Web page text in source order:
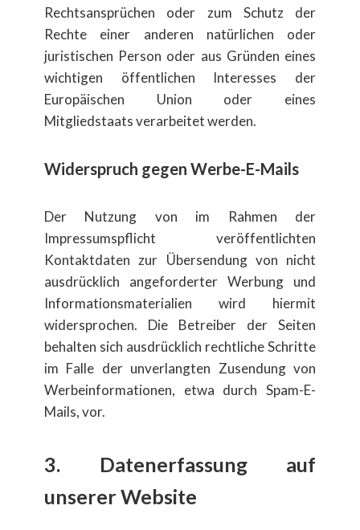
Rechtsansprüchen oder zum Schutz der
Rechte einer anderen natürlichen oder
juristischen Person oder aus Gründen eines
wichtigen öffentlichen Interesses der
Europäischen Union oder eines
Mitgliedstaats verarbeitet werden.
Widerspruch gegen Werbe-E-Mails
Der Nutzung von im Rahmen der
Impressumspflicht veröffentlichten
Kontaktdaten zur Übersendung von nicht
ausdrücklich angeforderter Werbung und
Informationsmaterialien wird hiermit
widersprochen. Die Betreiber der Seiten
behalten sich ausdrücklich rechtliche Schritte
im Falle der unverlangten Zusendung von
Werbeinformationen, etwa durch Spam-E-
Mails, vor.
3. Datenerfassung auf
unserer Website